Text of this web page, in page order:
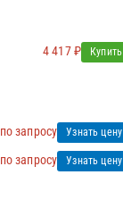
4 417 ₽ Купить
по запросу Узнать цену
по запросу Узнать цену